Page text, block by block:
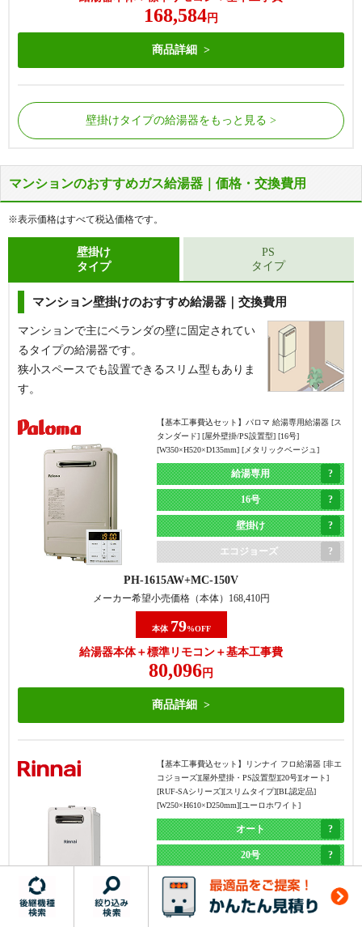
168,584 円
商品詳細
壁掛けタイプの給湯器をもっと見る
屋外の床に据置で設置されているタイプの給湯器で
給湯器側面から配管が接続されています。
浴槽にある循環金具の数が1つだけの場合に該当し
【基本工事費込セット】リンナイ 給湯専用給湯器 [エ
定品][W458×H596×D210mm][シャイニーシルバー]
16号
エコジョーズ
RUX-E1616G(A) MC-145V(A)
メーカー希望小売価格（本体）239,800円
本体 60%OFF
給湯器本体＋標準リモコン＋基本工事費
143,818
商品詳細
ョーズ] [屋外据置型] [20号] [オート] [給水・給湯接続
20A] [W534×H670×D240mm] [メタリックベージュ]
エコジョーズ
FH-2023SAR MFC-250V
メーカー希望小売価格（本体）435,600円
本体 71%OFF
185,281 円
屋外の床に据置で設置されているタイプの給湯器で
給湯器側面から配管が接続されています。
浴槽にある循環金具の数が2つの場合に該当しま
現在と同じ
浴槽隣接タイプ
・商品ラインナップはエコジョ
ーズのみのため、1つ穴の非エ
コジョーズタイプに交換した方
が安くなる場合もある
浴槽隣接タイプ
(2つ穴)から
据置タイプ(1つ穴)
に交換
部材+対応費が必要
・商品ラインナップは、非エコ
ジョーズもエコジョーズも両方
マンションのおすすめガス給湯器｜価格・交換費用
※表示価格はすべて税込価格です。
壁掛け
タイプ
マンション壁掛けのおすすめ給湯器｜交換費用
マンションで主にベランダの壁に固定されてい
るタイプの給湯器です。
狭小スペースでも設置できるスリム型もありま
す。
【基本工事費込セット】
パロマ 給湯専用給湯器 [ス
タンダード] [屋外壁掛/PS設置型] [16号]
[W350×H520×D135mm] [メタリックベージュ]
給湯専用
16号
壁掛け
エコジョーズ
PH-1615AW MC-150V
メーカー希望小売価格（本体） 168,410円
本体 79%OFF
給湯器本体＋標準リモコン＋基本工事費
80,096 円
商品詳細
【基本工事費込セット】
リンナイ フロ給湯器 [非エ
コジョーズ][屋外壁掛・PS設置型][20号][オート]
[RUF-SAシリーズ][スリムタイプ][BL認定品]
[W250×H610×D250mm][ユーロホワイト]
オート
20号
壁掛け
エコジョーズ
PS
タイプ